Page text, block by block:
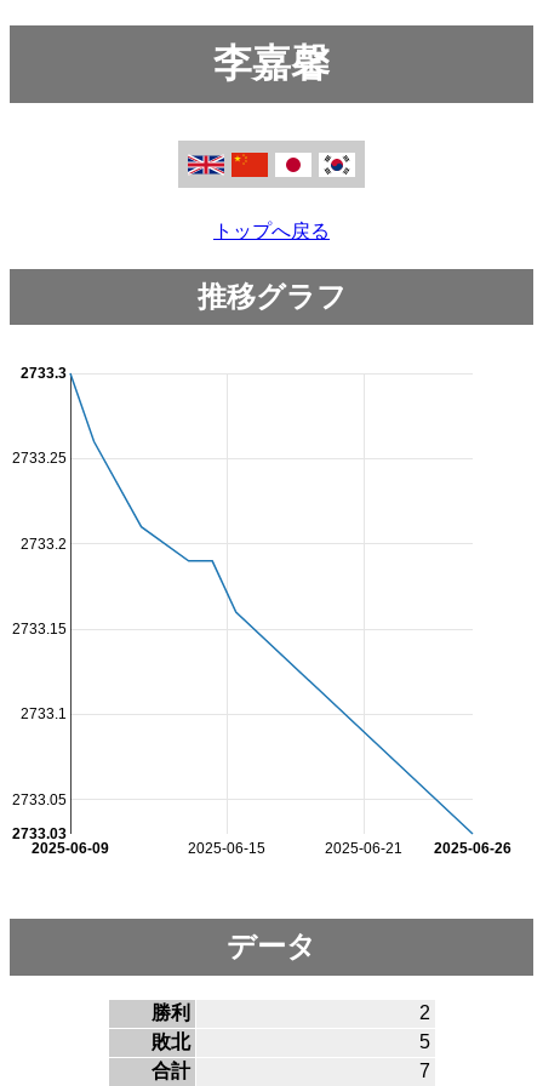
李嘉馨
トップへ戻る
推移グラフ
2025-06-15 2025-06-21
2025-06-09 2025-06-26
2733.05
2733.1
2733.15
2733.2
2733.25
2733.03
2733.3
データ
勝利
2
敗北
5
合計
7